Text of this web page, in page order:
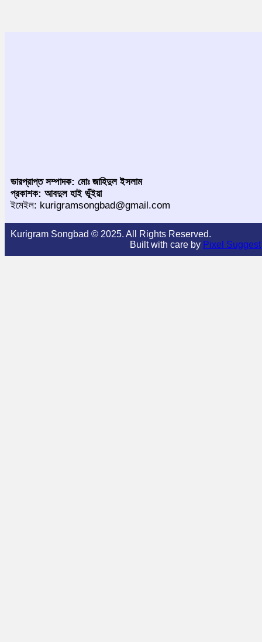
ভারপ্রাপ্ত সম্পাদক: মোঃ জাহিদুল ইসলাম
প্রকাশক: আবদুল হাই ভূঁইয়া
ইমেইল: kurigramsongbad@gmail.com
Kurigram Songbad © 2025. All Rights Reserved.
Built with care by Pixel Suggest